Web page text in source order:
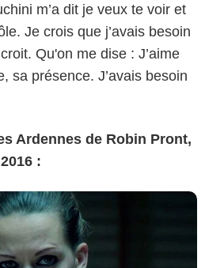
m’a dit je veux te voir et
Je crois que j’avais besoin
Qu'on me dise : J’aime
sa présence. J’avais besoin
Ardennes de Robin Pront,
: